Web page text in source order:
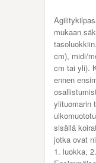
mukaan
cm), midi/
cm tai yli).
ennen
ylituomarin
sisällä
jotka ovat
1. luokka,